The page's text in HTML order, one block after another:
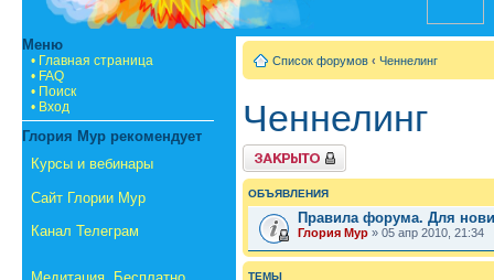
Меню
• Главная страница
• FAQ
• Поиск
• Вход
Глория Мур рекомендует
Курсы и вебинары
Сайт Глории Мур
Канал Телеграм
Медитация. Бесплатно
Список форумов ‹ Ченнелинг
Ченнелинг
Форум закрыт
ОБЪЯВЛЕНИЯ
Правила форума. Для
Глория Мур » 05 апр 2010, 21:34
ТЕМЫ